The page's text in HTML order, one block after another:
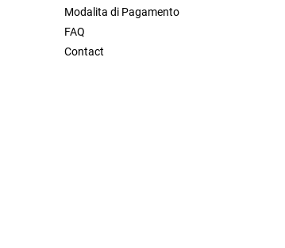
Modalita di Pagamento
FAQ
Contact